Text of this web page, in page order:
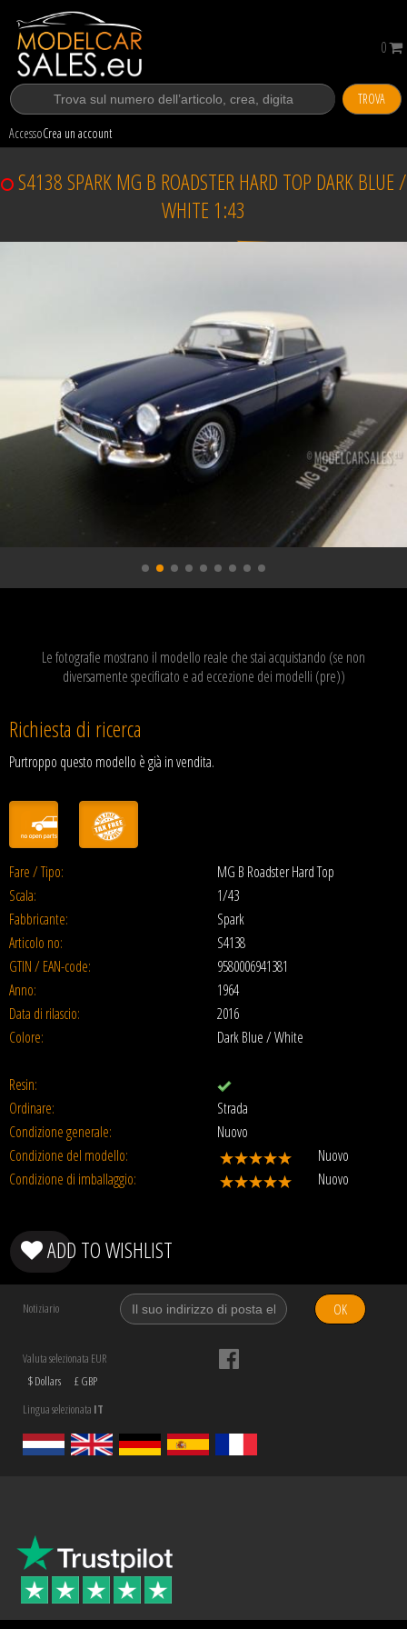
TROVA
AccessoCrea un account
0
S4138 SPARK MG B ROADSTER HARD TOP DARK BLUE /
WHITE 1:43
Le fotografie mostrano il modello reale che stai acquistando (se non
diversamente specificato e ad eccezione dei modelli (pre))
Richiesta di ricerca
Purtroppo questo modello è già in vendita.
Fare / Tipo:
MG B Roadster Hard Top
Scala:
1/43
Fabbricante:
Spark
Articolo no:
S4138
GTIN / EAN-code:
9580006941381
Anno:
1964
Data di rilascio:
2016
Colore:
Dark Blue / White
Resin:
Ordinare:
Strada
Condizione generale:
Nuovo
Condizione del modello:
Nuovo
Condizione di imballaggio:
Nuovo
ADD TO WISHLIST
Notiziario OK
Valuta selezionata EUR
$ Dollars
£ GBP
Lingua selezionata IT